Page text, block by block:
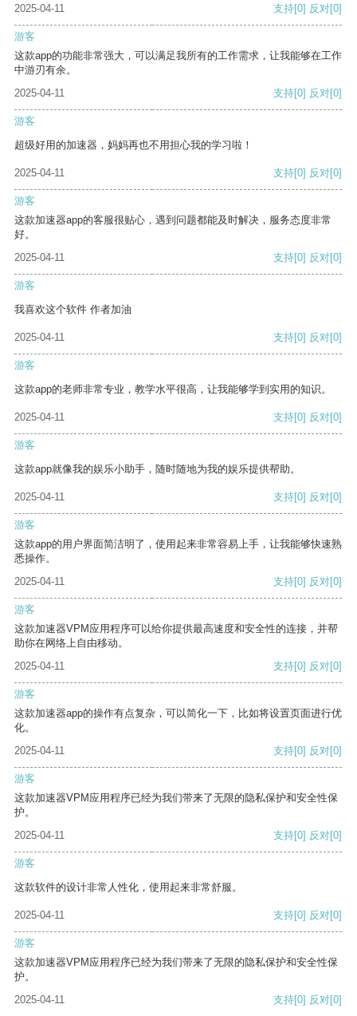
2025-04-11 支持[0] 反对[0]
游客
这款app的功能非常强大，可以满足我所有的工作需求，让我能够在工作
中游刃有余。
2025-04-11
支持[0] 反对[0]
游客
超级好用的加速器，妈妈再也不用担心我的学习啦！
2025-04-11 支持[0] 反对[0]
游客
这款加速器app的客服很贴心，遇到问题都能及时解决，服务态度非常
好。
2025-04-11
支持[0] 反对[0]
游客
我喜欢这个软件 作者加油
2025-04-11 支持[0] 反对[0]
游客
这款app的老师非常专业，教学水平很高，让我能够学到实用的知识。
2025-04-11 支持[0] 反对[0]
游客
这款app就像我的娱乐小助手，随时随地为我的娱乐提供帮助。
2025-04-11 支持[0] 反对[0]
游客
这款app的用户界面简洁明了，使用起来非常容易上手，让我能够快速熟
悉操作。
2025-04-11
支持[0] 反对[0]
游客
这款加速器VPM应用程序可以给你提供最高速度和安全性的连接，并帮
助你在网络上自由移动。
2025-04-11
支持[0] 反对[0]
游客
这款加速器app的操作有点复杂，可以简化一下，比如将设置页面进行优
化。
2025-04-11
支持[0] 反对[0]
游客
这款加速器VPM应用程序已经为我们带来了无限的隐私保护和安全性保
护。
2025-04-11
支持[0] 反对[0]
游客
这款软件的设计非常人性化，使用起来非常舒服。
2025-04-11 支持[0] 反对[0]
游客
这款加速器VPM应用程序已经为我们带来了无限的隐私保护和安全性保
护。
2025-04-11
支持[0] 反对[0]